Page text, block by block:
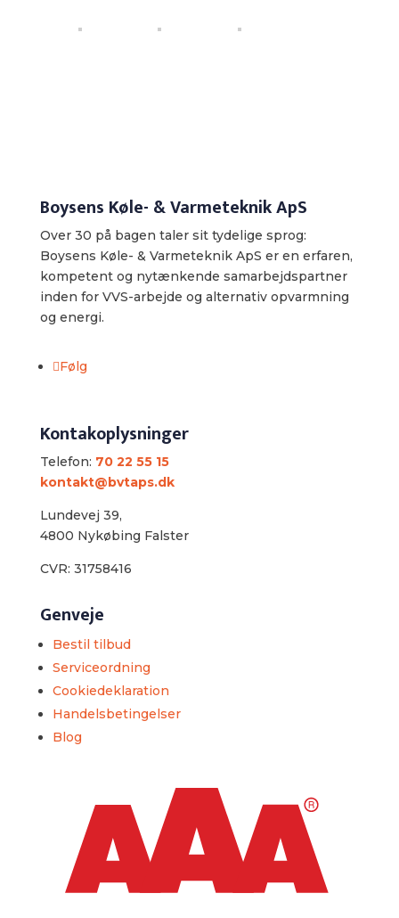
Boysens Køle- & Varmeteknik ApS
Over 30 på bagen taler sit tydelige sprog:
Boysens Køle- & Varmeteknik ApS er en erfaren,
kompetent og nytænkende samarbejdspartner
inden for VVS-arbejde og alternativ opvarmning
og energi.
Følg
Kontakoplysninger
Telefon: 70 22 55 15
kontakt@bvtaps.dk
Lundevej 39,
4800 Nykøbing Falster
CVR: 31758416
Genveje
Bestil tilbud
Serviceordning
Cookiedeklaration
Handelsbetingelser
Blog